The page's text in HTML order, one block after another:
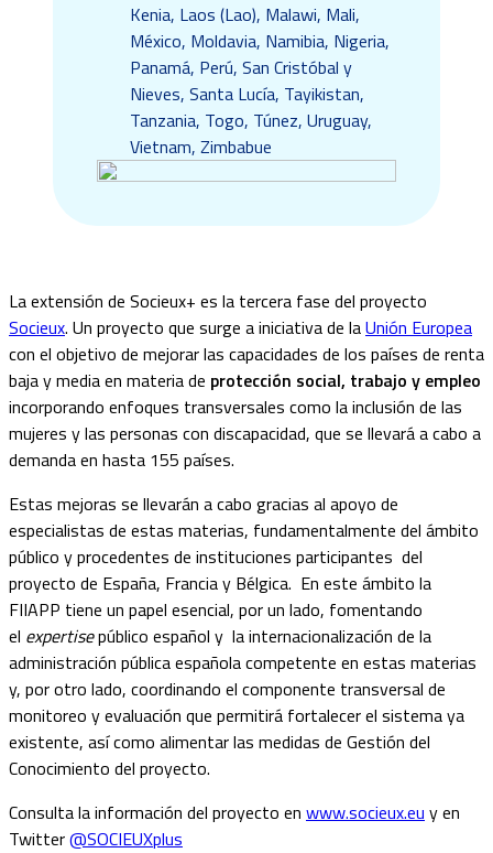
Kenia, Laos (Lao), Malawi, Mali,
México, Moldavia, Namibia, Nigeria,
Panamá, Perú, San Cristóbal y
Nieves, Santa Lucía, Tayikistan,
Tanzania, Togo, Túnez, Uruguay,
Vietnam, Zimbabue
La extensión de Socieux+ es la tercera fase del proyecto
Socieux. Un proyecto que surge a iniciativa de laUnión Europea
con el objetivo de mejorar las capacidades de los países de renta
baja y media en materia de protección social, trabajo y empleo
incorporando enfoques transversales como la inclusión de las
mujeres y las personas con discapacidad, que se llevará a cabo a
demanda en hasta 155 países.
Estas mejoras se llevarán a cabo gracias al apoyo de
especialistas de estas materias, fundamentalmente del ámbito
público y procedentes de instituciones participantes del
proyecto de España, Francia y Bélgica. En este ámbito la
FIIAPP tiene un papel esencial, por un lado, fomentando
el expertisepúblico español y la internacionalización de la
administración pública española competente en estas materias
y, por otro lado, coordinando el componente transversal de
monitoreo y evaluación que permitirá fortalecer el sistema ya
existente, así como alimentar las medidas de Gestión del
Conocimiento del proyecto.
Consulta la información del proyecto en www.socieux.eu y en
Twitter@SOCIEUXplus